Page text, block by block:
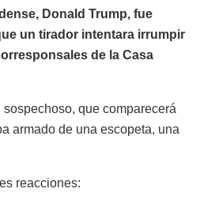
Donald Trump, fue
un tirador intentara irrumpir
de la Casa
que comparecerá
armado de una escopeta, una
reacciones: